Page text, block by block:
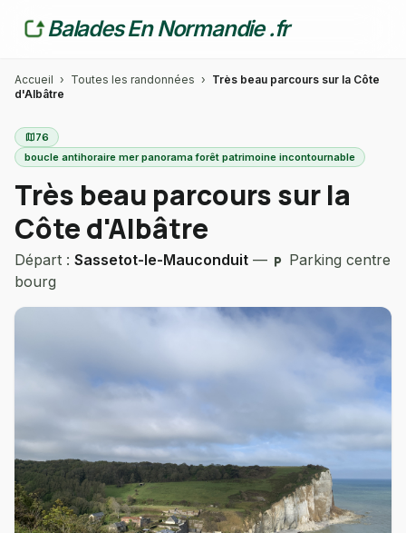
Balades En Normandie .fr
Accueil › Toutes les randonnées › Très beau parcours sur la Côte
d'Albâtre
map76
boucle antihoraire mer panorama forêt patrimoine incontournable
Très beau parcours sur la
Côte d'Albâtre
Départ : Sassetot-le-Mauconduit — local_parking
Parking centre
bourg